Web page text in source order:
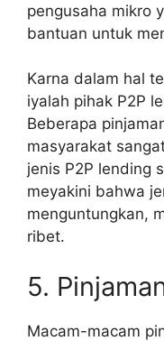
pengusaha mikro
bantuan untuk
Karna dalam hal
iyalah pihak P2P
Beberapa
masyarakat
jenis P2P lending
meyakini bahwa
menguntungkan,
ribet.
5.
Macam-macam